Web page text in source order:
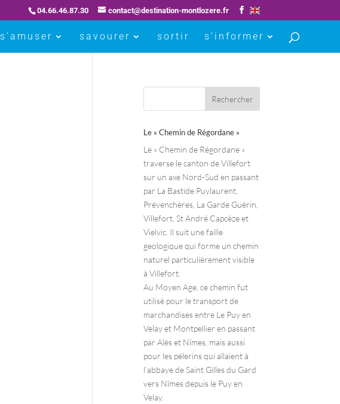
04.66.46.87.30 contact@destination-montlozere.fr
s’amuser savourer sortir s’informer
Le « Chemin de Régordane »
Le « Chemin de Régordane »
traverse le canton de Villefort
sur un axe Nord-Sud en passant
par La Bastide Puylaurent,
Prévenchères, La Garde Guérin,
Villefort, St André Capcèze et
Vielvic. Il suit une faille
geologique qui forme un chemin
naturel particulièrement visible
à Villefort.
Au Moyen Age, ce chemin fut
utilisé pour le transport de
marchandises entre Le Puy en
Velay et Montpellier en passant
par Alès et Nîmes, mais aussi
pour les pélerins qui allaient à
l’abbaye de Saint Gilles du Gard
vers Nîmes depuis le Puy en
Velay.